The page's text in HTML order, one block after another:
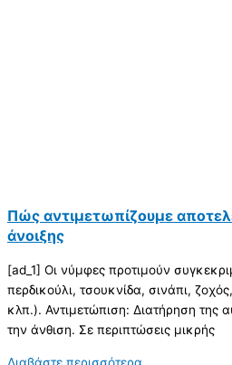
Πώς αντιμετωπίζουμε
άνοιξης
[ad_1] Οι νύμφες προτιμούν
περδικούλι, τσουκνίδα, σινάπι,
κλπ.). Αντιμετώπιση: Διατήρηση της
την άνθιση. Σε περιπτώσεις μικρής
Διαβάστε περισσότερα